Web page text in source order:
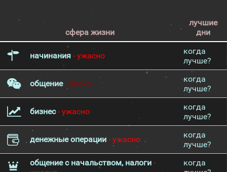
сфера жизни
лучшие
дни
начинания - ужасно
когда
лучше?
общение- плохо
когда
лучше?
бизнес- ужасно
когда
лучше?
денежные операции - ужасно
когда
лучше?
общение с начальством, налоги -
когда